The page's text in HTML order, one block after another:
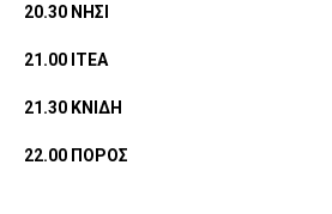
20.30 ΝΗΣΙ
21.00 ΙΤΕΑ
21.30 ΚΝΙΔΗ
22.00 ΠΟΡΟΣ